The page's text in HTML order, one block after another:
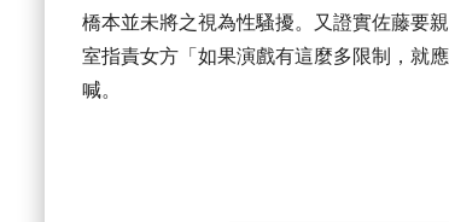
橋本並未將之視為性騷擾。又證實佐藤要
室指責女方「如果演戲有這麼多限制，就
喊。